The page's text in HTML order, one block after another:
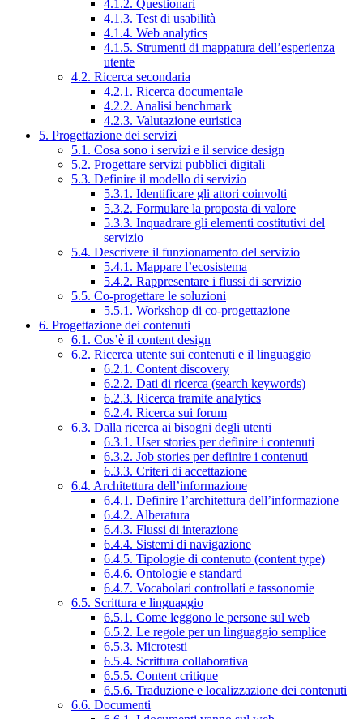
4.1.2. Questionari
4.1.3. Test di usabilità
4.1.4. Web analytics
4.1.5. Strumenti di mappatura dell’esperienza
utente
4.2. Ricerca secondaria
4.2.1. Ricerca documentale
4.2.2. Analisi benchmark
4.2.3. Valutazione euristica
5. Progettazione dei servizi
5.1. Cosa sono i servizi e il service design
5.2. Progettare servizi pubblici digitali
5.3. Definire il modello di servizio
5.3.1. Identificare gli attori coinvolti
5.3.2. Formulare la proposta di valore
5.3.3. Inquadrare gli elementi costitutivi del
servizio
5.4. Descrivere il funzionamento del servizio
5.4.1. Mappare l’ecosistema
5.4.2. Rappresentare i flussi di servizio
5.5. Co-progettare le soluzioni
5.5.1. Workshop di co-progettazione
6. Progettazione dei contenuti
6.1. Cos’è il content design
6.2. Ricerca utente sui contenuti e il linguaggio
6.2.1. Content discovery
6.2.2. Dati di ricerca (search keywords)
6.2.3. Ricerca tramite analytics
6.2.4. Ricerca sui forum
6.3. Dalla ricerca ai bisogni degli utenti
6.3.1. User stories per definire i contenuti
6.3.2. Job stories per definire i contenuti
6.3.3. Criteri di accettazione
6.4. Architettura dell’informazione
6.4.1. Definire l’architettura dell’informazione
6.4.2. Alberatura
6.4.3. Flussi di interazione
6.4.4. Sistemi di navigazione
6.4.5. Tipologie di contenuto (content type)
6.4.6. Ontologie e standard
6.4.7. Vocabolari controllati e tassonomie
6.5. Scrittura e linguaggio
6.5.1. Come leggono le persone sul web
6.5.2. Le regole per un linguaggio semplice
6.5.3. Microtesti
6.5.4. Scrittura collaborativa
6.5.5. Content critique
6.5.6. Traduzione e localizzazione dei contenuti
6.6. Documenti